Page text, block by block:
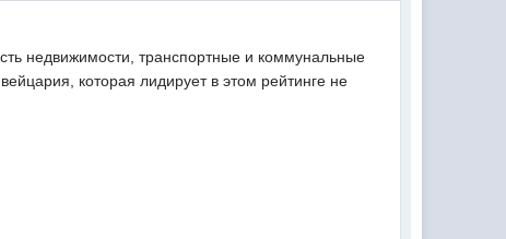
недвижимости, транспортные и коммунальные
которая лидирует в этом рейтинге не